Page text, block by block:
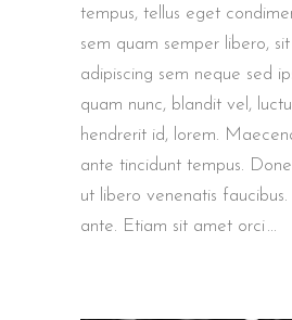
tempus, tellus eget
sem quam semper libero,
adipiscing sem neque sed
quam nunc, blandit vel,
hendrerit id, lorem.
ante tincidunt tempus.
ut libero venenatis
ante. Etiam sit amet orci